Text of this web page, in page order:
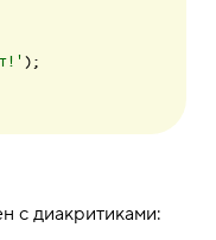
);
с диакритиками: